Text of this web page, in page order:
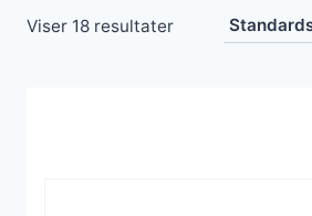
Viser 18 resultater